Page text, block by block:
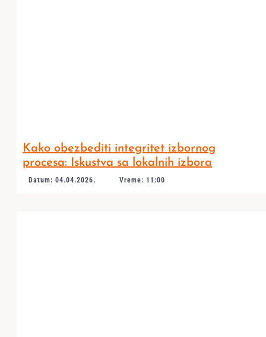
Kako obezbediti integritet izbornog
procesa: Iskustva sa lokalnih izbora
Datum: 04.04.2026. Vreme: 11:00